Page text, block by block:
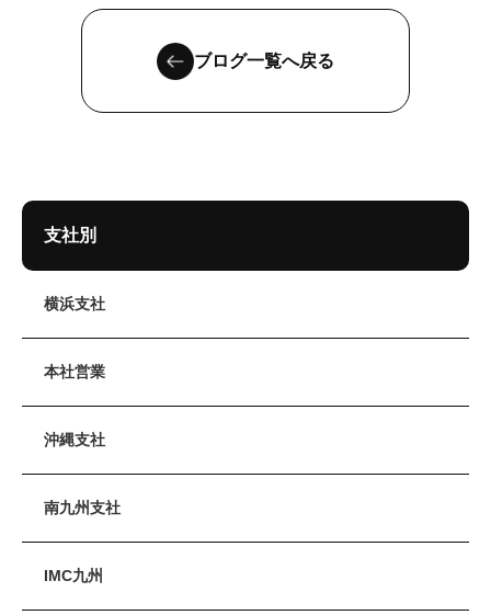
ブログ一覧へ戻る
支社別
横浜支社
本社営業
沖縄支社
南九州支社
IMC九州